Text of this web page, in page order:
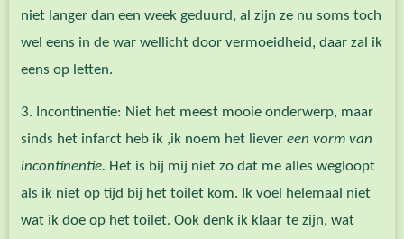
niet langer dan een week geduurd, al zijn ze nu soms toch
wel eens in de war wellicht door vermoeidheid, daar zal ik
eens op letten.
3. Incontinentie: Niet het meest mooie onderwerp, maar
sinds het infarct heb ik ,ik noem het liever een vorm van
incontinentie. Het is bij mij niet zo dat me alles wegloopt
als ik niet op tijd bij het toilet kom. Ik voel helemaal niet
wat ik doe op het toilet. Ook denk ik klaar te zijn, wat